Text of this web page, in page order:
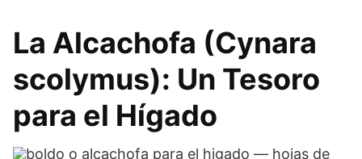
La Alcachofa (Cynara
scolymus): Un Tesoro
para el Hígado